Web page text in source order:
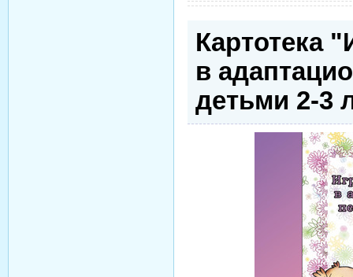
Картотека
в
детьми 2-3